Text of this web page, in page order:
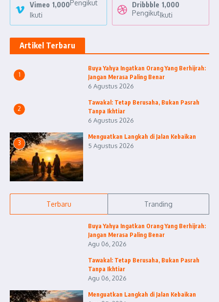
Vimeo 1,000Pengikut
Ikuti
Dribbble 1,000
PengikutIkuti
Artikel Terbaru
1
Buya Yahya Ingatkan Orang Yang Berhijrah:
Jangan Merasa Paling Benar
6 Agustus 2026
2
Tawakal: Tetap Berusaha, Bukan Pasrah
Tanpa Ikhtiar
6 Agustus 2026
3
Menguatkan Langkah di Jalan Kebaikan
5 Agustus 2026
Terbaru Tranding
Buya Yahya Ingatkan Orang Yang Berhijrah:
Jangan Merasa Paling Benar
Agu 06, 2026
Tawakal: Tetap Berusaha, Bukan Pasrah
Tanpa Ikhtiar
Agu 06, 2026
Menguatkan Langkah di Jalan Kebaikan